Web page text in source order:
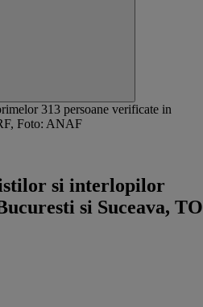
313 persoane verificate in
Foto: ANAF
si interlopilor
si Suceava,